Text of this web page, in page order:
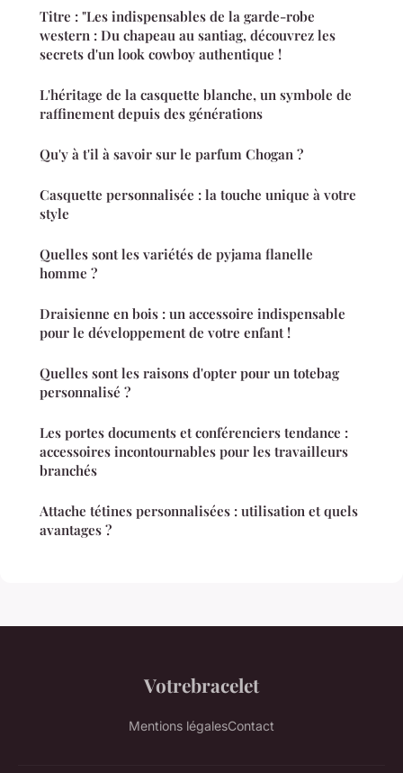
Titre : "Les indispensables de la garde-robe
western : Du chapeau au santiag, découvrez les
secrets d'un look cowboy authentique !
L'héritage de la casquette blanche, un symbole de
raffinement depuis des générations
Qu'y à t'il à savoir sur le parfum Chogan ?
Casquette personnalisée : la touche unique à votre
style
Quelles sont les variétés de pyjama flanelle
homme ?
Draisienne en bois : un accessoire indispensable
pour le développement de votre enfant !
Quelles sont les raisons d'opter pour un totebag
personnalisé ?
Les portes documents et conférenciers tendance :
accessoires incontournables pour les travailleurs
branchés
Attache tétines personnalisées : utilisation et quels
avantages ?
Votrebracelet
Mentions légalesContact